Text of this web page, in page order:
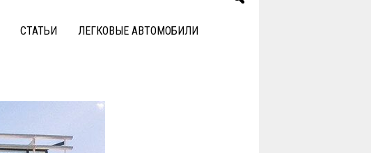
СТАТЬИ ЛЕГКОВЫЕ АВТОМОБИЛИ